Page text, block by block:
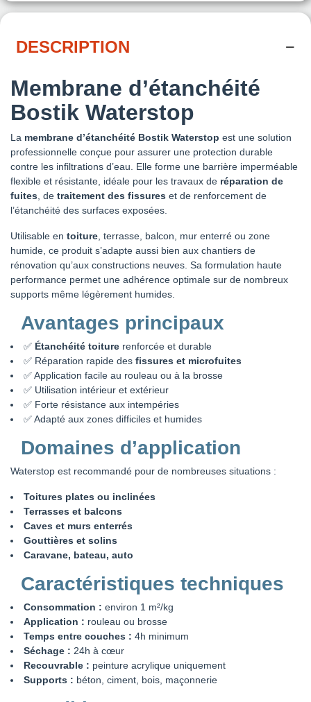
DESCRIPTION
Membrane d’étanchéité
Bostik Waterstop
La membrane d’étanchéité Bostik Waterstop est une solution
professionnelle conçue pour assurer une protection durable
contre les infiltrations d’eau. Elle forme une barrière imperméable
flexible et résistante, idéale pour les travaux de réparation de
fuites , de traitement des fissures et de renforcement de
l’étanchéité des surfaces exposées.
Utilisable en toiture , terrasse, balcon, mur enterré ou zone
humide, ce produit s’adapte aussi bien aux chantiers de
rénovation qu’aux constructions neuves. Sa formulation haute
performance permet une adhérence optimale sur de nombreux
supports même légèrement humides.
Avantages principaux
✅ Étanchéité toiture renforcée et durable
✅ Réparation rapide des fissures et microfuites
✅ Application facile au rouleau ou à la brosse
✅ Utilisation intérieur et extérieur
✅ Forte résistance aux intempéries
✅ Adapté aux zones difficiles et humides
Domaines d’application
Waterstop est recommandé pour de nombreuses situations :
Toitures plates ou inclinées
Terrasses et balcons
Caves et murs enterrés
Gouttières et solins
Caravane, bateau, auto
Caractéristiques techniques
Consommation : environ 1 m²/kg
Application : rouleau ou brosse
Temps entre couches : 4h minimum
Séchage : 24h à cœur
Recouvrable : peinture acrylique uniquement
Supports : béton, ciment, bois, maçonnerie